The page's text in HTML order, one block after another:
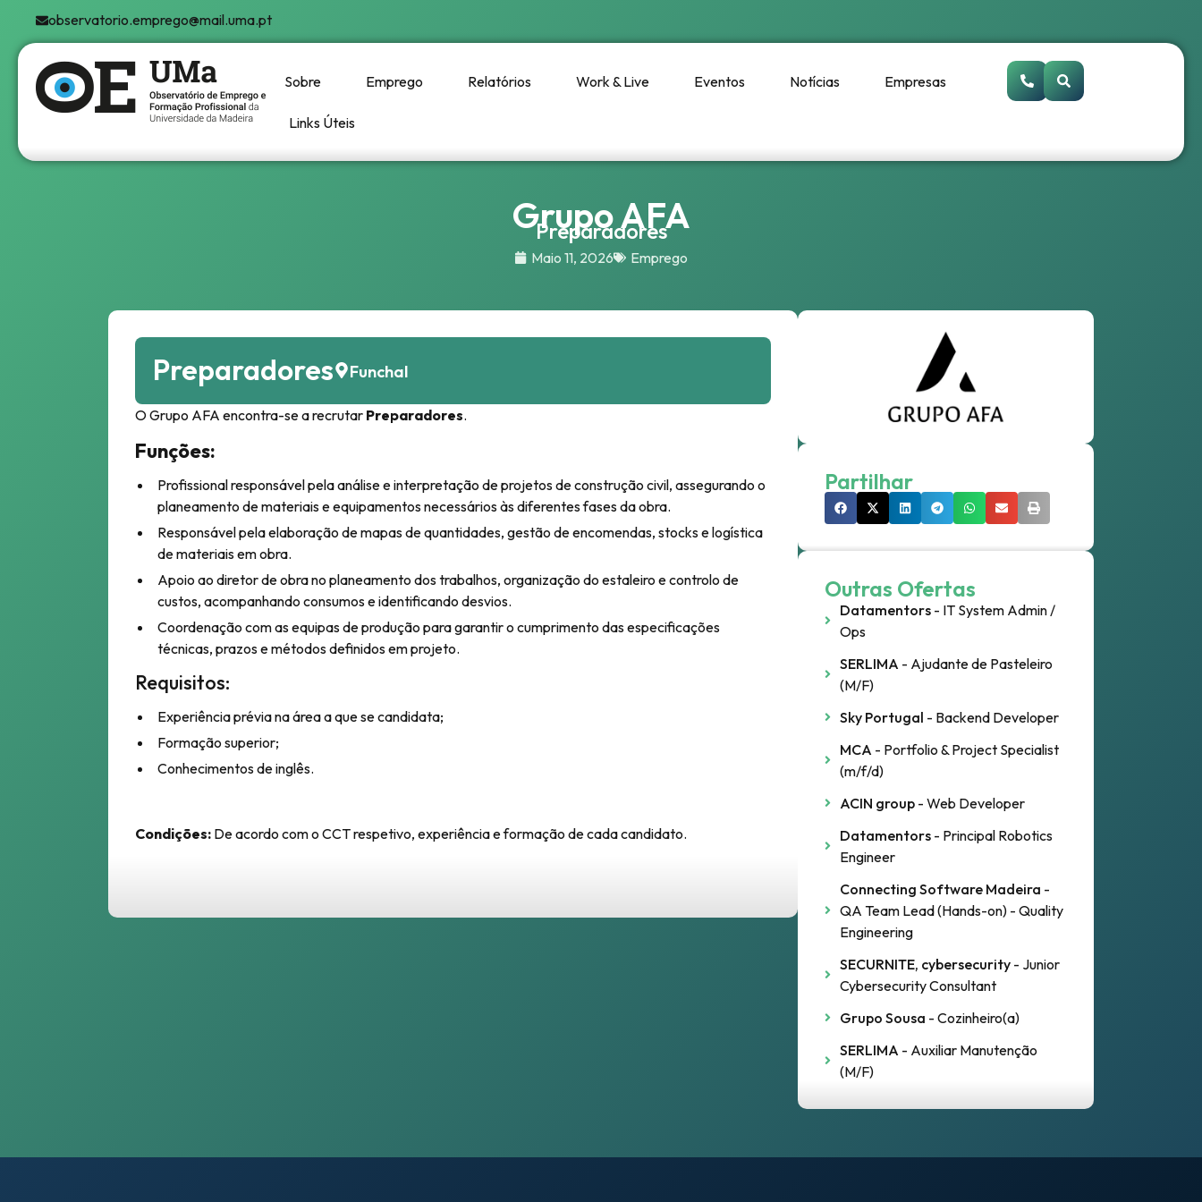
observatorio.emprego@mail.uma.pt
Sobre Emprego Relatórios Work & Live Eventos Notícias Empresas
Links Úteis
Grupo AFA
Preparadores
Maio 11, 2026 Emprego
Preparadores Funchal
O Grupo AFA encontra-se a recrutar Preparadores.
Funções:
Profissional responsável pela análise e interpretação de projetos de construção civil, assegurando o
planeamento de materiais e equipamentos necessários às diferentes fases da obra.
Responsável pela elaboração de mapas de quantidades, gestão de encomendas, stocks e logística
de materiais em obra.
Apoio ao diretor de obra no planeamento dos trabalhos, organização do estaleiro e controlo de
custos, acompanhando consumos e identificando desvios.
Coordenação com as equipas de produção para garantir o cumprimento das especificações
técnicas, prazos e métodos definidos em projeto.
Requisitos:
Experiência prévia na área a que se candidata;
Formação superior;
Conhecimentos de inglês.
Condições: De acordo com o CCT respetivo, experiência e formação de cada candidato.
Partilhar
Outras Ofertas
Datamentors - IT System Admin /
Ops
SERLIMA - Ajudante de Pasteleiro
(M/F)
Sky Portugal - Backend Developer
MCA - Portfolio & Project Specialist
(m/f/d)
ACIN group - Web Developer
Datamentors - Principal Robotics
Engineer
Connecting Software Madeira -
QA Team Lead (Hands-on) - Quality
Engineering
SECURNITE, cybersecurity - Junior
Cybersecurity Consultant
Grupo Sousa - Cozinheiro(a)
SERLIMA - Auxiliar Manutenção
(M/F)